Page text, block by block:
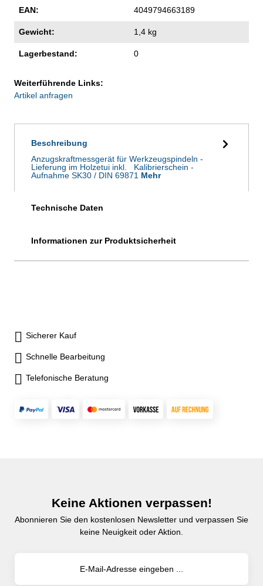
EAN: 4049794663189
Gewicht: 1,4 kg
Lagerbestand: 0
Weiterführende Links:
Artikel anfragen
Beschreibung
Anzugskraftmessgerät für Werkzeugspindeln -
Lieferung im Holzetui inkl. Kalibrierschein -
Aufnahme SK30 / DIN 69871 Mehr
Technische Daten
Informationen zur Produktsicherheit
Sicherer Kauf
Schnelle Bearbeitung
Telefonische Beratung
Keine Aktionen verpassen!
Abonnieren Sie den kostenlosen Newsletter und verpassen Sie
keine Neuigkeit oder Aktion.